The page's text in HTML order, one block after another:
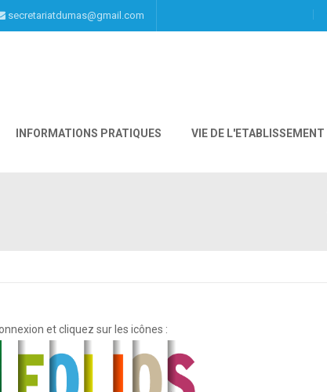
secretariatdumas@gmail.com
INFORMATIONS PRATIQUES VIE DE L'ETABLISSEMENT
et cliquez sur les icônes :